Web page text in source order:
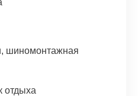
шиномонтажная
отдыха